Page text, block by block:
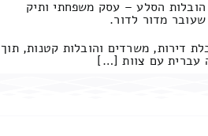
הובלות הסלע – עסק משפחתי ותיק
שעובר מדור לדור.
דירות, משרדים והובלות קטנות, תוך
עברית עם צוות […]